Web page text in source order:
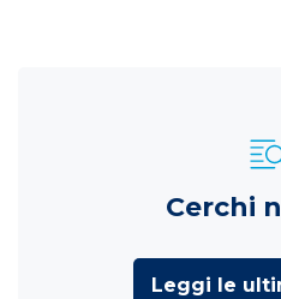
Cerchi
Leggi le